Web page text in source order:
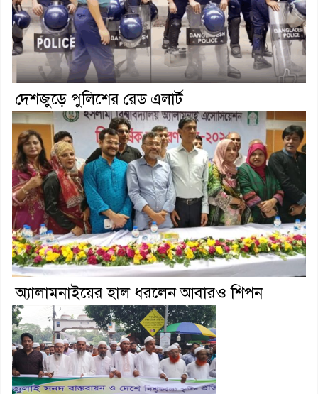
দেশজুড়ে পুলিশের রেড এলার্ট
অ্যালামনাইয়ের হাল ধরলেন আবারও শিপন